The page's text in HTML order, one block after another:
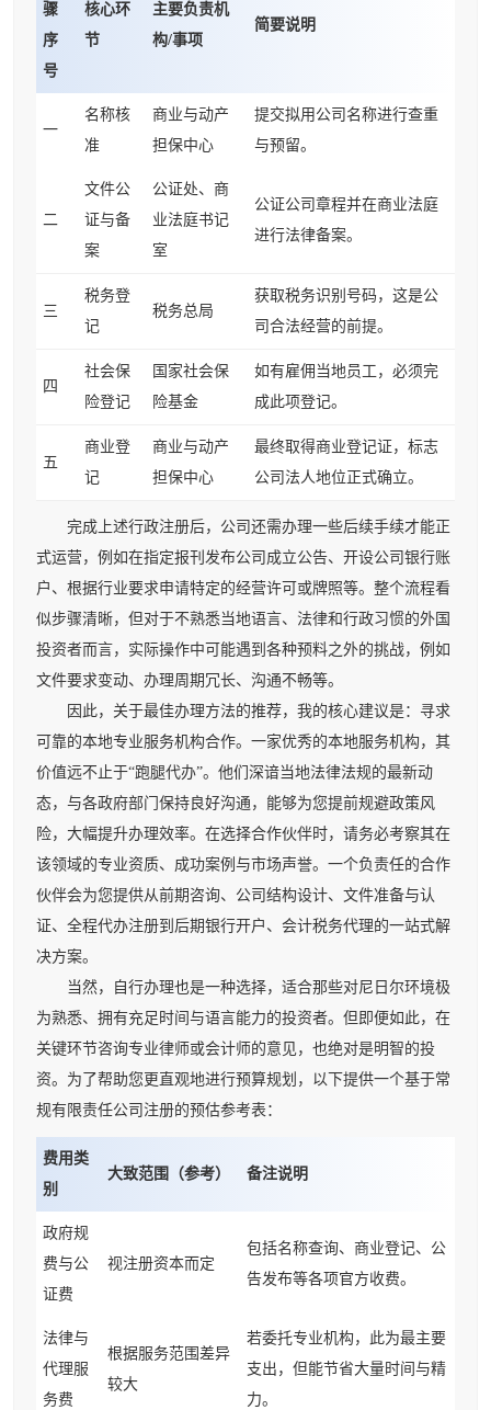
骤
序
号
核心环
节
主要负责机
构/事项
简要说明
一
名称核
准
商业与动产
担保中心
提交拟用公司名称进行查重
与预留。
二
文件公
证与备
案
公证处、商
业法庭书记
室
公证公司章程并在商业法庭
进行法律备案。
三
税务登
记
税务总局
获取税务识别号码，这是公
司合法经营的前提。
四
社会保
险登记
国家社会保
险基金
如有雇佣当地员工，必须完
成此项登记。
五
商业登
记
商业与动产
担保中心
最终取得商业登记证，标志
公司法人地位正式确立。
完成上述行政注册后，公司还需办理一些后续手续才能正
式运营，例如在指定报刊发布公司成立公告、开设公司银行账
户、根据行业要求申请特定的经营许可或牌照等。整个流程看
似步骤清晰，但对于不熟悉当地语言、法律和行政习惯的外国
投资者而言，实际操作中可能遇到各种预料之外的挑战，例如
文件要求变动、办理周期冗长、沟通不畅等。
因此，关于最佳办理方法的推荐，我的核心建议是：寻求
可靠的本地专业服务机构合作。一家优秀的本地服务机构，其
价值远不止于“跑腿代办”。他们深谙当地法律法规的最新动
态，与各政府部门保持良好沟通，能够为您提前规避政策风
险，大幅提升办理效率。在选择合作伙伴时，请务必考察其在
该领域的专业资质、成功案例与市场声誉。一个负责任的合作
伙伴会为您提供从前期咨询、公司结构设计、文件准备与认
证、全程代办注册到后期银行开户、会计税务代理的一站式解
决方案。
当然，自行办理也是一种选择，适合那些对尼日尔环境极
为熟悉、拥有充足时间与语言能力的投资者。但即便如此，在
关键环节咨询专业律师或会计师的意见，也绝对是明智的投
资。为了帮助您更直观地进行预算规划，以下提供一个基于常
规有限责任公司注册的预估参考表：
费用类
别
大致范围（参考） 备注说明
政府规
费与公
证费
视注册资本而定
包括名称查询、商业登记、公
告发布等各项官方收费。
法律与
代理服
务费
根据服务范围差异
较大
若委托专业机构，此为最主要
支出，但能节省大量时间与精
力。